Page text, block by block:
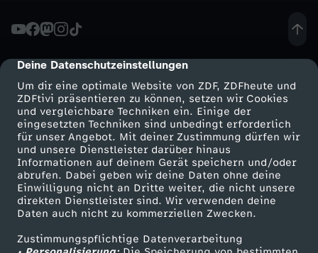
cmp-dialog-description
Deine Datenschutzeinstellungen
Um dir eine optimale Website von ZDF, ZDFheute und
ZDFtivi präsentieren zu können, setzen wir Cookies
und vergleichbare Techniken ein. Einige der
eingesetzten Techniken sind unbedingt erforderlich
für unser Angebot. Mit deiner Zustimmung dürfen wir
und unsere Dienstleister darüber hinaus
Informationen auf deinem Gerät speichern und/oder
abrufen. Dabei geben wir deine Daten ohne deine
Einwilligung nicht an Dritte weiter, die nicht unsere
direkten Dienstleister sind. Wir verwenden deine
Daten auch nicht zu kommerziellen Zwecken.
Zustimmungspflichtige Datenverarbeitung
b
e
l
B
a
s
z
Mehr ZDF
ZDF-Apps
Smart TV
ZDFtext
Livestreams
Service
ZDFmitreden
Kontakt zum ZDF
Tickets
Zuschauerservice